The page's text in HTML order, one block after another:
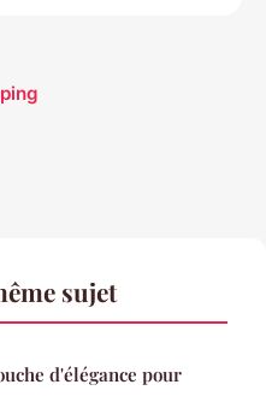
sujet
d'élégance pour